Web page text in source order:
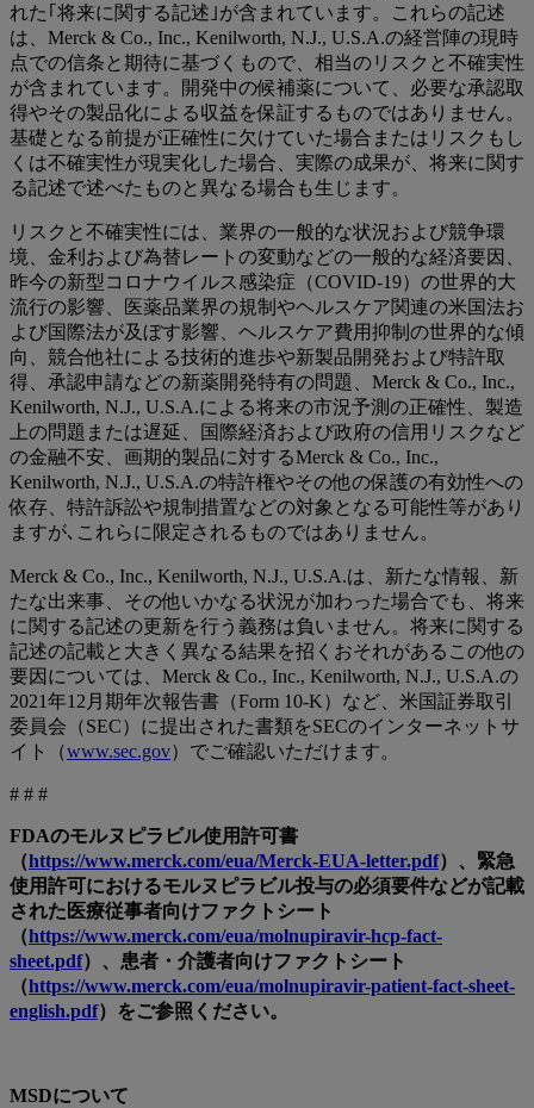
れた｢将来に関する記述｣が含まれています。これらの記述
は、Merck & Co., Inc., Kenilworth, N.J., U.S.A.の経営陣の現時
点での信条と期待に基づくもので、相当のリスクと不確実性
が含まれています。開発中の候補薬について、必要な承認取
得やその製品化による収益を保証するものではありません。
基礎となる前提が正確性に欠けていた場合またはリスクもし
くは不確実性が現実化した場合、実際の成果が、将来に関す
る記述で述べたものと異なる場合も生じます。
リスクと不確実性には、業界の一般的な状況および競争環
境、金利および為替レートの変動などの一般的な経済要因、
昨今の新型コロナウイルス感染症（COVID-19）の世界的大
流行の影響、医薬品業界の規制やヘルスケア関連の米国法お
よび国際法が及ぼす影響、ヘルスケア費用抑制の世界的な傾
向、競合他社による技術的進歩や新製品開発および特許取
得、承認申請などの新薬開発特有の問題、Merck & Co., Inc.,
Kenilworth, N.J., U.S.A.による将来の市況予測の正確性、製造
上の問題または遅延、国際経済および政府の信用リスクなど
の金融不安、画期的製品に対するMerck & Co., Inc.,
Kenilworth, N.J., U.S.A.の特許権やその他の保護の有効性への
依存、特許訴訟や規制措置などの対象となる可能性等があり
ますが､これらに限定されるものではありません。
Merck & Co., Inc., Kenilworth, N.J., U.S.A.は、新たな情報、新
たな出来事、その他いかなる状況が加わった場合でも、将来
に関する記述の更新を行う義務は負いません。将来に関する
記述の記載と大きく異なる結果を招くおそれがあるこの他の
要因については、Merck & Co., Inc., Kenilworth, N.J., U.S.A.の
2021年12月期年次報告書（Form 10-K）など、米国証券取引
委員会（SEC）に提出された書類をSECのインターネットサ
イト（www.sec.gov）でご確認いただけます。
# # #
FDAのモルヌピラビル使用許可書
（https://www.merck.com/eua/Merck-EUA-letter.pdf）、緊急
使用許可におけるモルヌピラビル投与の必須要件などが記載
された医療従事者向けファクトシート
（https://www.merck.com/eua/molnupiravir-hcp-fact-
sheet.pdf）、患者・介護者向けファクトシート
（https://www.merck.com/eua/molnupiravir-patient-fact-sheet-
english.pdf）をご参照ください。
MSDについて